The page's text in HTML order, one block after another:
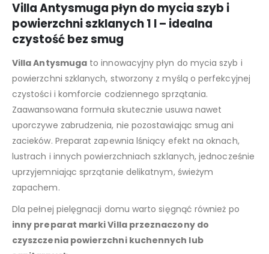
Villa Antysmuga płyn do mycia szyb i
powierzchni szklanych 1 l – idealna
czystość bez smug
Villa Antysmuga to innowacyjny płyn do mycia szyb i
powierzchni szklanych, stworzony z myślą o perfekcyjnej
czystości i komforcie codziennego sprzątania.
Zaawansowana formuła skutecznie usuwa nawet
uporczywe zabrudzenia, nie pozostawiając smug ani
zacieków. Preparat zapewnia lśniący efekt na oknach,
lustrach i innych powierzchniach szklanych, jednocześnie
uprzyjemniając sprzątanie delikatnym, świeżym
zapachem.
Dla pełnej pielęgnacji domu warto sięgnąć również po
inny preparat marki Villa przeznaczony do
czyszczenia powierzchni kuchennych lub